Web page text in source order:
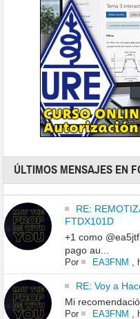
ÚLTIMOS MENSAJES EN
RE:
FTDX101D
+1 como
pago au...
Por EA3FNM
RE: Voy a
Mi
Por EA3FNM